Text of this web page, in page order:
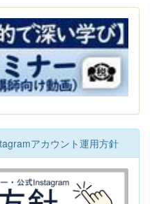
アカウント運用方針